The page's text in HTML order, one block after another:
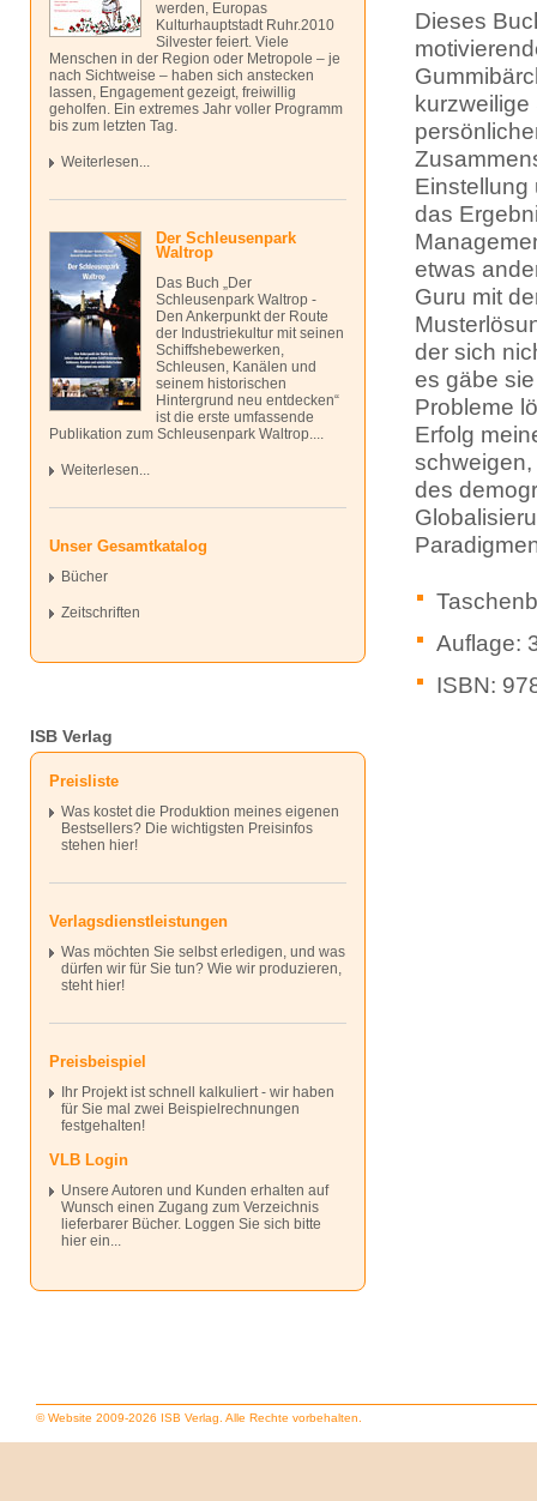
Dieses
Einstellung
das
etwas
Guru mit
der sich
es gäbe
Probleme
Erfolg
des
Auflage:
ISBN:
werden, Europas
Kulturhauptstadt Ruhr.2010
Silvester feiert. Viele
Menschen in der Region oder Metropole – je
nach Sichtweise – haben sich anstecken
lassen, Engagement gezeigt, freiwillig
geholfen. Ein extremes Jahr voller Programm
bis zum letzten Tag.
Weiterlesen...
Der Schleusenpark
Waltrop
Das Buch „Der
Schleusenpark Waltrop -
Den Ankerpunkt der Route
der Industriekultur mit seinen
Schiffshebewerken,
Schleusen, Kanälen und
seinem historischen
Hintergrund neu entdecken“
ist die erste umfassende
Publikation zum Schleusenpark Waltrop....
Weiterlesen...
Unser Gesamtkatalog
Bücher
Zeitschriften
ISB Verlag
Preisliste
Was kostet die Produktion meines eigenen
Bestsellers? Die wichtigsten Preisinfos
stehen hier!
Verlagsdienstleistungen
Was möchten Sie selbst erledigen, und was
dürfen wir für Sie tun? Wie wir produzieren,
steht hier!
Preisbeispiel
Ihr Projekt ist schnell kalkuliert - wir haben
für Sie mal zwei Beispielrechnungen
festgehalten!
VLB Login
Unsere Autoren und Kunden erhalten auf
Wunsch einen Zugang zum Verzeichnis
lieferbarer Bücher. Loggen Sie sich bitte
hier ein...
© Website 2009-2026 ISB Verlag. Alle Rechte vorbehalten.